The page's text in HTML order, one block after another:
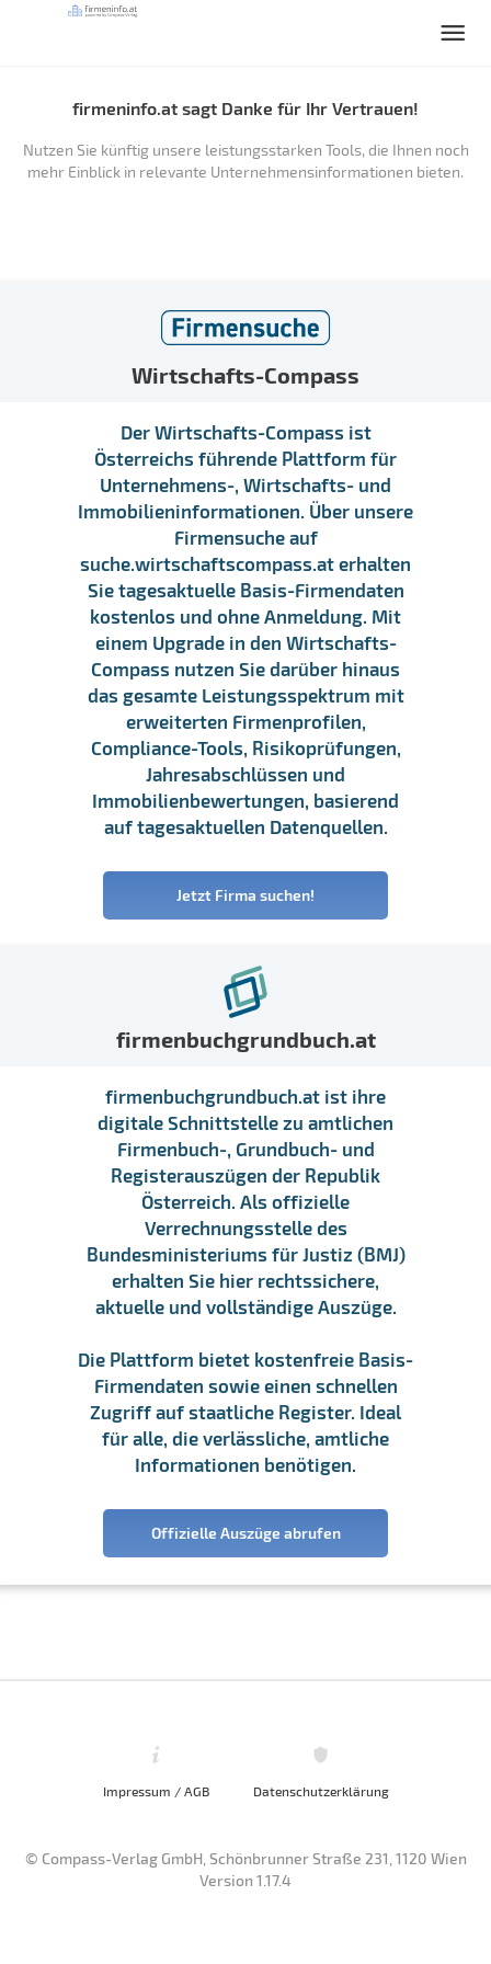
firmeninfo.at sagt Danke für Ihr Vertrauen!
Nutzen Sie künftig unsere leistungsstarken Tools, die Ihnen noch
mehr Einblick in relevante Unternehmensinformationen bieten.
Wirtschafts-Compass
Der Wirtschafts-Compass ist
Österreichs führende Plattform für
Unternehmens-, Wirtschafts- und
Immobilieninformationen. Über unsere
Firmensuche auf
suche.wirtschaftscompass.at erhalten
Sie tagesaktuelle Basis-Firmendaten
kostenlos und ohne Anmeldung. Mit
einem Upgrade in den Wirtschafts-
Compass nutzen Sie darüber hinaus
das gesamte Leistungsspektrum mit
erweiterten Firmenprofilen,
Compliance-Tools, Risikoprüfungen,
Jahresabschlüssen und
Immobilienbewertungen, basierend
auf tagesaktuellen Datenquellen.
Jetzt Firma suchen!
firmenbuchgrundbuch.at
firmenbuchgrundbuch.at ist ihre
digitale Schnittstelle zu amtlichen
Firmenbuch-, Grundbuch- und
Registerauszügen der Republik
Österreich. Als offizielle
Verrechnungsstelle des
Bundesministeriums für Justiz (BMJ)
erhalten Sie hier rechtssichere,
aktuelle und vollständige Auszüge.
Die Plattform bietet kostenfreie Basis-
Firmendaten sowie einen schnellen
Zugriff auf staatliche Register. Ideal
für alle, die verlässliche, amtliche
Informationen benötigen.
Offizielle Auszüge abrufen
Impressum / AGB Datenschutzerklärung
© Compass-Verlag GmbH, Schönbrunner Straße 231, 1120 Wien
Version 1.17.4